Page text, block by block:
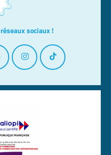
sociaux !